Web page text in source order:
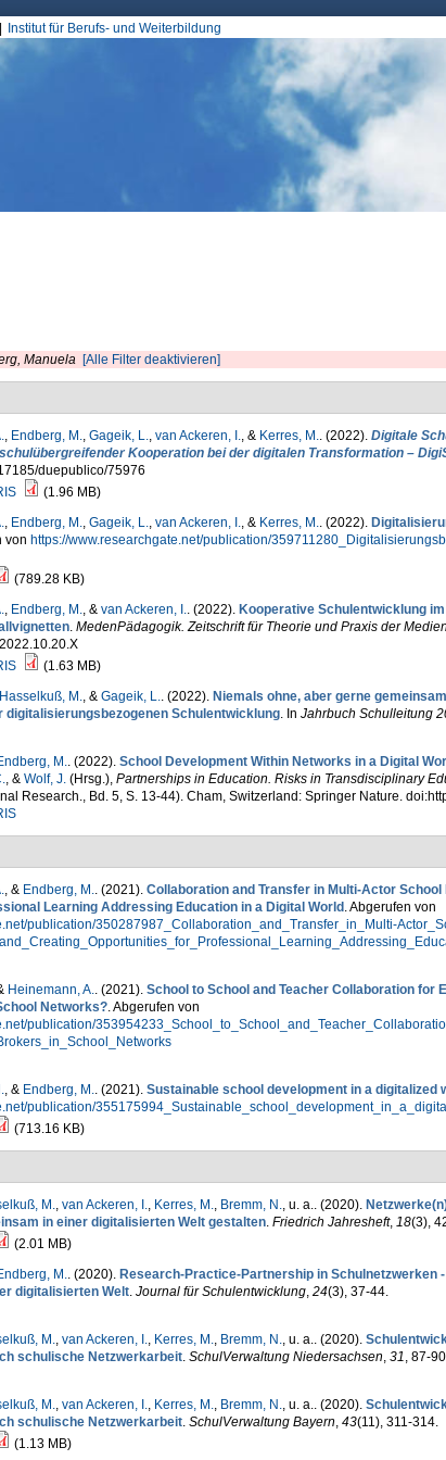
Institut für Berufs- und Weiterbildung
Manuela [Alle Filter deaktivieren]
, Endberg, M., Gageik, L., van Ackeren, I., & Kerres, M.. (2022). Digitale
Kooperation bei der digitalen Transformation –
duepublico/75976
(1.96 MB)
, Endberg, M., Gageik, L., van Ackeren, I., & Kerres, M.. (2022).
von https://www.researchgate.net/publication/
(789.28 KB)
, Endberg, M., & van Ackeren, I.. (2022). Kooperative Schulentwicklung
. MedenPädagogik. Zeitschrift für Theorie und Praxis der
(1.63 MB)
Hasselkuß, M., & Gageik, L.. (2022). Niemals ohne, aber gerne
digitalisierungsbezogenen Schulentwicklung. In Jahrbuch Schulleitung
M.. (2022). School Development Within Networks in a Digital
, & Wolf, J.(Hrsg.), Partnerships in Education. Risks in Transdisciplinary
Research., Bd. 5, S. 13-44). Cham, Switzerland: Springer Nature.
, & Endberg, M.. (2021). Collaboration and Transfer in Multi-Actor
Learning Addressing Education in a Digital World . Abgerufen von
publication/350287987_Collaboration_and_Transfer_in_Multi-
Heinemann, A.. (2021). School to School and Teacher Collaboration for
Networks?. Abgerufen von
publication/
, & Endberg, M.. (2021). Sustainable school development in a digitalized
publication/
(713.16 KB)
M., van Ackeren, I., Kerres, M., Bremm, N., u. a.. (2020).
in einer digitalisierten Welt gestalten. Friedrich Jahresheft, 18(3),
(2.01 MB)
M.. (2020). Research-Practice-Partnership in Schulnetzwerken
digitalisierten Welt. Journal für Schulentwicklung, 24(3), 37-44.
M., van Ackeren, I., Kerres, M., Bremm, N., u. a.. (2020).
schulische Netzwerkarbeit. SchulVerwaltung Niedersachsen, 31, 87-
M., van Ackeren, I., Kerres, M., Bremm, N., u. a.. (2020).
schulische Netzwerkarbeit. SchulVerwaltung Bayern, 43(11), 311-314.
(1.13 MB)